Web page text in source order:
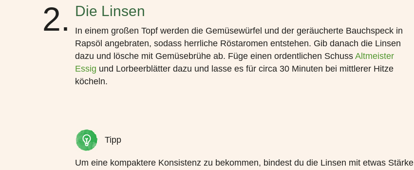
2. Die Linsen
In einem großen Topf werden die Gemüsewürfel und der geräucherte Bauchspeck in
Rapsöl angebraten, sodass herrliche Röstaromen entstehen. Gib danach die Linsen
dazu und lösche mit Gemüsebrühe ab. Füge einen ordentlichen Schuss Altmeister
Essig und Lorbeerblätter dazu und lasse es für circa 30 Minuten bei mittlerer Hitze
köcheln.
Tipp
Um eine kompaktere Konsistenz zu bekommen, bindest du die Linsen mit etwas Stärke